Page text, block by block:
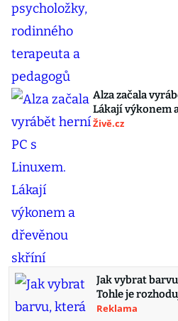
Alza začala
Lákají výkonem
Živě.cz
Jak vybrat
Tohle je
Reklama